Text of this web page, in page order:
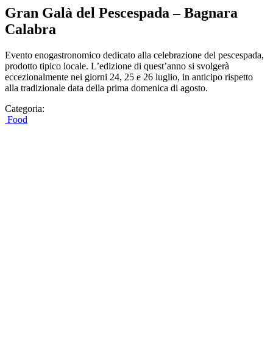
Gran Galà del Pescespada – Bagnara
Calabra
Evento enogastronomico dedicato alla celebrazione del pescespada,
prodotto tipico locale. L’edizione di quest’anno si svolgerà
eccezionalmente nei giorni 24, 25 e 26 luglio, in anticipo rispetto
alla tradizionale data della prima domenica di agosto.
Categoria:
Food